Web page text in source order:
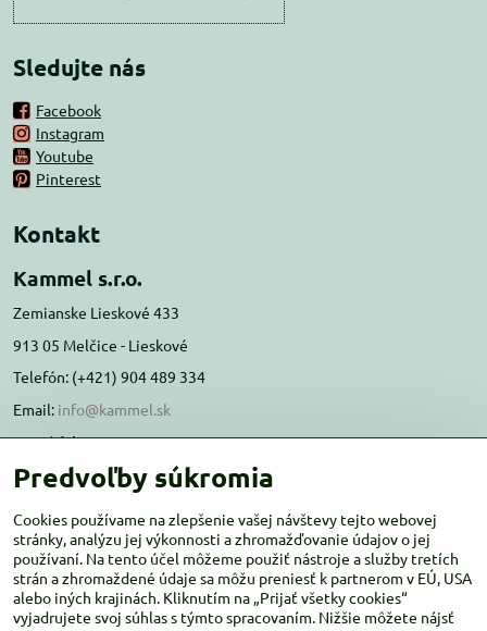
Sledujte nás
Facebook
Instagram
Youtube
Pinterest
Kontakt
Kammel s.r.o.
Zemianske Lieskové 433
913 05 Melčice - Lieskové
Telefón: (+421) 904 489 334
Email: info@kammel.sk
Prevádzka:
Administratívna budova PD Melčice
Otváracie hodiny:PO-ŠT 8:00 - 16:00
PIA-NE Zatvorené
Predvoľby súkromia
Cookies používame na zlepšenie vašej návštevy tejto webovej
stránky, analýzu jej výkonnosti a zhromažďovanie údajov o jej
používaní. Na tento účel môžeme použiť nástroje a služby tretích
strán a zhromaždené údaje sa môžu preniesť k partnerom v EÚ, USA
alebo iných krajinách. Kliknutím na „Prijať všetky cookies“
vyjadrujete svoj súhlas s týmto spracovaním. Nižšie môžete nájsť